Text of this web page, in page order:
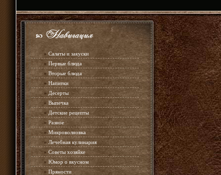
» Салаты и закуски
» Первые блюда
» Вторые блюда
» Напитки
»Десерты
» Выпечка
» Детские рецепты
» Разное
» Микроволновка
» Лечебная кулинария
» Советы хозяйке
» Юмор о вкусном
» Пряности